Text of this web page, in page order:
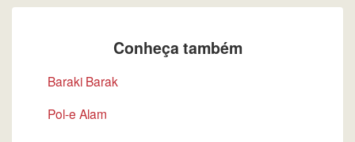
Conheça também
Baraki Barak
Pol-e Alam